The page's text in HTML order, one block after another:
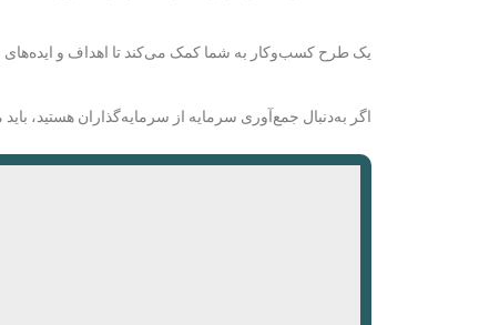
یک طرح کسب‌وکار به شما کمک می‌کند تا اهداف و ایده‌های
اگر به‌دنبال جمع‌آوری سرمایه از سرمایه‌گذاران هستید،